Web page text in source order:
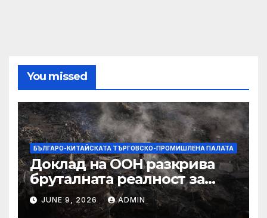
You missed
БЪЛГАРО-КИТАЙСКАТА ТЪРГОВСКО-ПРОМИШЛЕНА ПАЛАТА
Доклад на ООН разкрива
бруталната реалност за
палестинците в Газа,
Западния бряг
JUNE 9, 2026 ADMIN